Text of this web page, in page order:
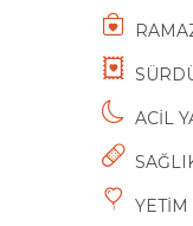
ACİL
YETİM